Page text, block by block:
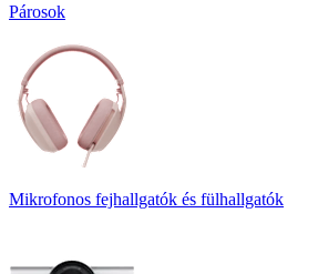
Párosok
Mikrofonos fejhallgatók és fülhallgatók